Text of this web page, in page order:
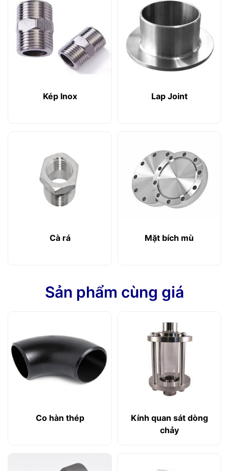
Kép Inox Lap Joint
Cà rá Mặt bích mù
Sản phẩm cùng giá
Co hàn thép
Kính quan sát dòng
chảy